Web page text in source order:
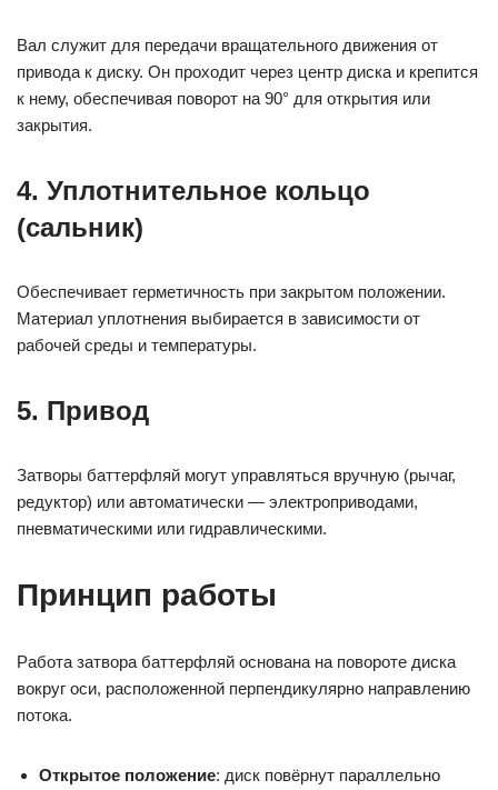
Вал служит для передачи вращательного движения от
привода к диску. Он проходит через центр диска и крепится
к нему, обеспечивая поворот на 90° для открытия или
закрытия.
4. Уплотнительное кольцо
(сальник)
Обеспечивает герметичность при закрытом положении.
Материал уплотнения выбирается в зависимости от
рабочей среды и температуры.
5. Привод
Затворы баттерфляй могут управляться вручную (рычаг,
редуктор) или автоматически — электроприводами,
пневматическими или гидравлическими.
Принцип работы
Работа затвора баттерфляй основана на повороте диска
вокруг оси, расположенной перпендикулярно направлению
потока.
Открытое положение: диск повёрнут параллельно